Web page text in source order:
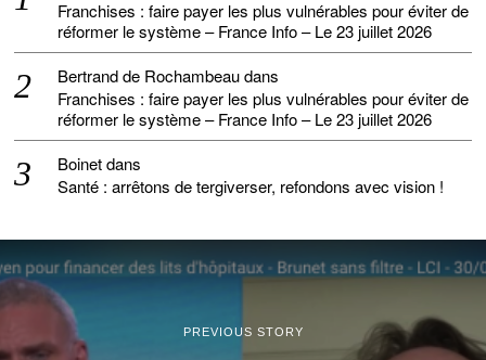
Franchises : faire payer les plus vulnérables pour éviter de
réformer le système – France Info – Le 23 juillet 2026
Bertrand de Rochambeaudans
Franchises : faire payer les plus vulnérables pour éviter de
réformer le système – France Info – Le 23 juillet 2026
Boinetdans
Santé : arrêtons de tergiverser, refondons avec vision !
PREVIOUS STORY